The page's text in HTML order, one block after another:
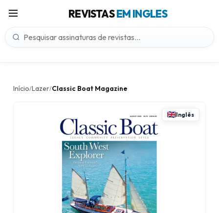
REVISTASEM INGLES
Início/Lazer/Classic Boat Magazine
Inglês